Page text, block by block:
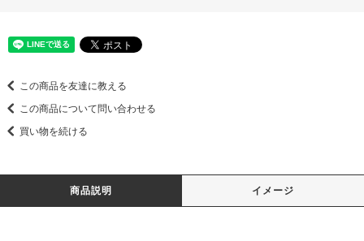
この商品を友達に教える
この商品について問い合わせる
買い物を続ける
商品説明 イメージ